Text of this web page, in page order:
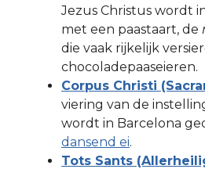
Jezus Christus wordt
met een paastaart, de
die vaak rijkelijk
chocoladepaaseieren.
Corpus Christi
viering van de
wordt in Barcelona
dansend ei.
Tots Sants